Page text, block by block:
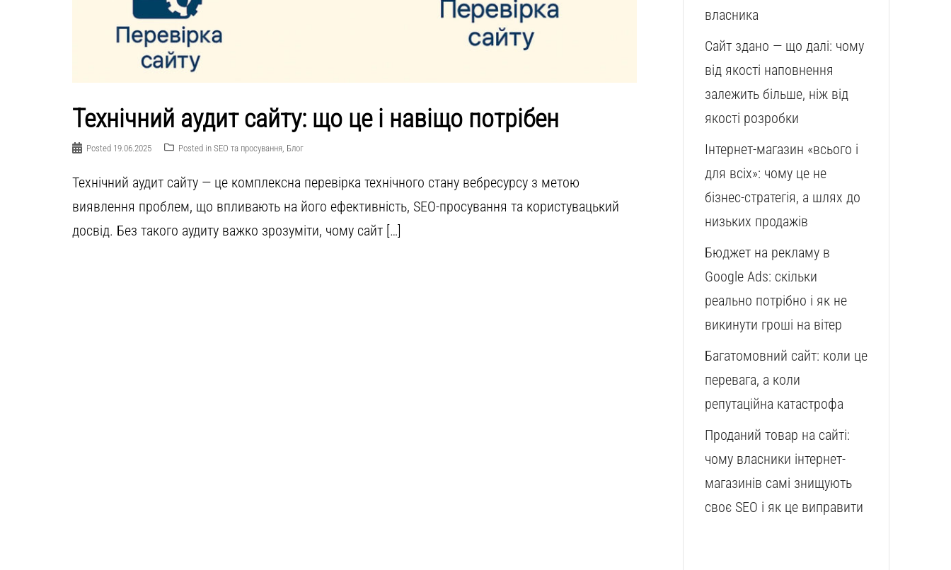
Технічний аудит сайту: що це і навіщо потрібен
Posted 19.06.2025 Posted in SEO та просування Блог
Технічний аудит сайту — це комплексна перевірка технічного стану вебресурсу з метою
виявлення проблем, що впливають на його ефективність, SEO-просування та користувацький
досвід. Без такого аудиту важко зрозуміти, чому сайт […]
власника
Сайт здано — що далі: чому
від якості наповнення
залежить більше, ніж від
якості розробки
Інтернет-магазин «всього і
для всіх»: чому це не
бізнес-стратегія, а шлях до
низьких продажів
Бюджет на рекламу в
Google Ads: скільки
реально потрібно і як не
викинути гроші на вітер
Багатомовний сайт: коли це
перевага, а коли
репутаційна катастрофа
Проданий товар на сайті:
чому власники інтернет-
магазинів самі знищують
своє SEO і як це виправити